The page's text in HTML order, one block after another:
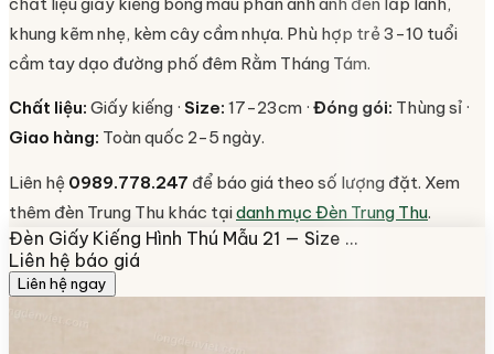
khung kẽm nhẹ, kèm cây cầm nhựa. Phù hợp trẻ 3-10 tuổi
cầm tay dạo đường phố đêm Rằm Tháng Tám.
Chất liệu: Giấy kiếng · Size: 17-23cm · Đóng gói: Thùng sỉ ·
Giao hàng: Toàn quốc 2-5 ngày.
Liên hệ 0989.778.247 để báo giá theo số lượng đặt. Xem
thêm đèn Trung Thu khác tạidanh mục Đèn Trung Thu.
Đèn Giấy Kiếng Hình Thú Mẫu 21 — Size …
Liên hệ báo giá
Liên hệ ngay